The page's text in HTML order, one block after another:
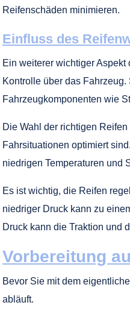
Reifenschäden minimieren.
Einfluss des
Ein weiterer wichtiger
Kontrolle über das
Fahrzeugkomponenten wie
Die Wahl der richtigen
Fahrsituationen optimiert
niedrigen Temperaturen und
Es ist wichtig, die Reifen
niedriger Druck kann zu
Druck kann die Traktion und
Vorbereitung
Bevor Sie mit dem
abläuft.